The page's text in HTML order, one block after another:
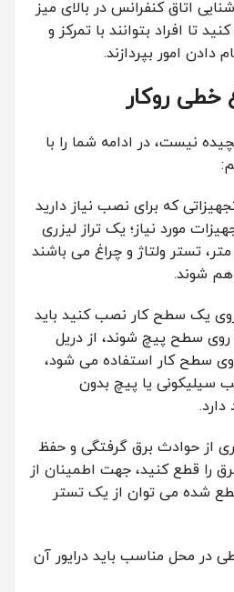
اتاق کنفرانس در بالای میز
تا افراد بتوانند با تمرکز و
دادن امور بپردازند.
خطی روکار
نیست، در ادامه شما را با
تجهیزاتی که برای نصب نیاز دارید
مورد نیاز؛ یک تراز لیزری
تستر ولتاژ و چراغ می باشند
شوند.
یک سطح کار نصب کنید باید
روی سطح پیچ شوند، از دریل
سطح کار استفاده می شود،
سیلیکونی یا پیچ بدون
دارد.
از حوادث برق گرفتگی و حفظ
را قطع کنید، جهت اطمینان از
شده می توان از یک تستر
در محل مناسب باید درایور آن